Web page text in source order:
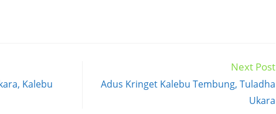
Kalebu
Next Post
Adus Kringet Kalebu Tembung, Tuladha
Ukara